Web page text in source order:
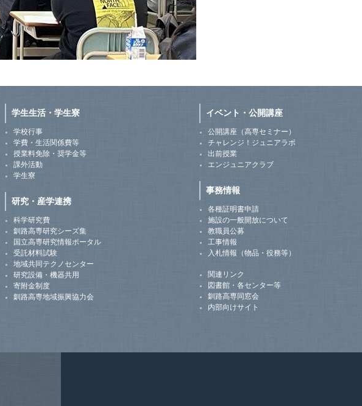
学生生活・学生寮
学校行事
学費・生活関係費等
授業料免除・奨学金等
課外活動
学生寮
研究・産学連携
科学研究費
釧路高専研究シーズ集
国立高専研究情報ポータル
受託材料試験
地域共同テクノセンター
研究設備・機器共用
寄附金制度
釧路高専地域振興協力会
イベント・公開講座
公開講座（高専セミナー）
チャレンジ！ジュニアラボ
出前授業
エンジュニアクラブ
事務情報
各種証明書申請
施設の一般開放について
教職員公募
工事情報
入札情報（物品・役務等）
関連リンク
図書館・各センター等
釧路高専同窓会
内部向けサイト